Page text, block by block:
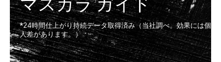
マスカラ ガイド
*24時間仕上がり持続データ取得済み（当社調べ。効果には個
人差があります。）